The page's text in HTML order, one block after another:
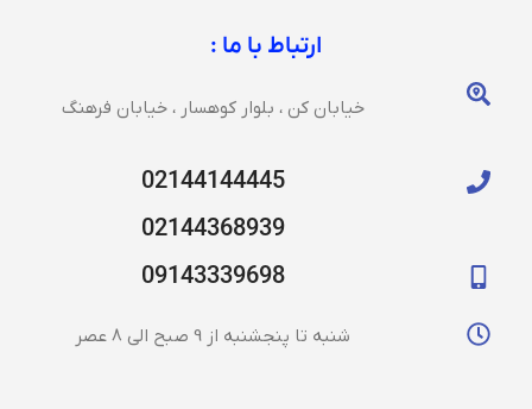
ارتباط با ما :
خیابان کن ، بلوار کوهسار ، خیابان فرهنگ
02144144445
02144368939
09143339698
شنبه تا پنجشنبه از 9 صبح الی 8 عصر